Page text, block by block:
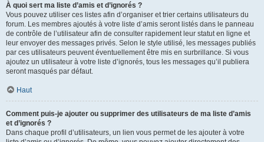
À quoi sert ma liste d’amis et d’ignorés ?
Vous pouvez utiliser ces listes afin d’organiser et trier certains utilisateurs du
forum. Les membres ajoutés à votre liste d’amis seront listés dans le panneau
de contrôle de l’utilisateur afin de consulter rapidement leur statut en ligne et
leur envoyer des messages privés. Selon le style utilisé, les messages publiés
par ces utilisateurs peuvent éventuellement être mis en surbrillance. Si vous
ajoutez un utilisateur à votre liste d’ignorés, tous les messages qu’il publiera
seront masqués par défaut.
Haut
Comment puis-je ajouter ou supprimer des utilisateurs de ma liste d’amis
et d’ignorés ?
Dans chaque profil d’utilisateurs, un lien vous permet de les ajouter à votre